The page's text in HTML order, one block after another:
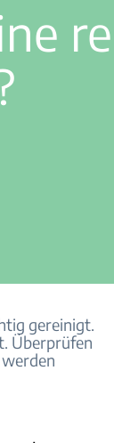
gereinigt.
Überprüfen